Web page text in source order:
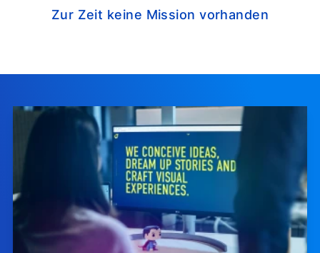
Zur Zeit keine Mission vorhanden